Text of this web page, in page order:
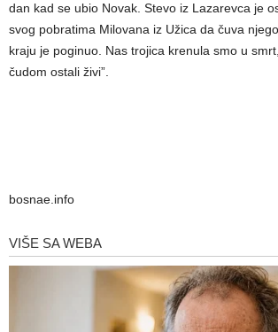
dan kad se ubio Novak. Stevo iz Lazarevca je
svog pobratima Milovana iz Užica da čuva
kraju je poginuo. Nas trojica krenula smo u
čudom ostali živi”.
bosnae.info